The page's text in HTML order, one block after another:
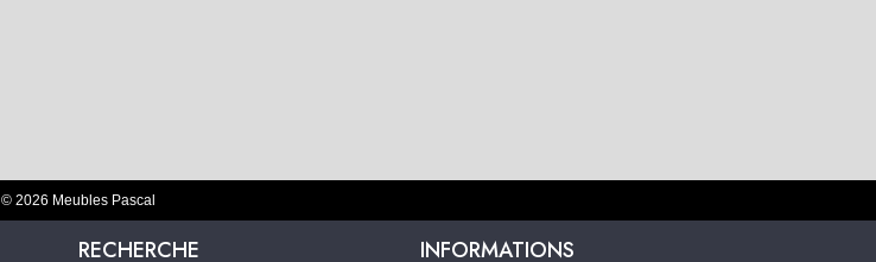
© 2026 Meubles Pascal
RECHERCHE INFORMATIONS